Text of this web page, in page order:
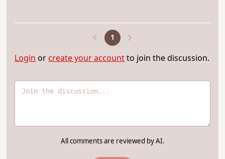
1
Login or create your accountto join the discussion.
All comments are reviewed by AI.